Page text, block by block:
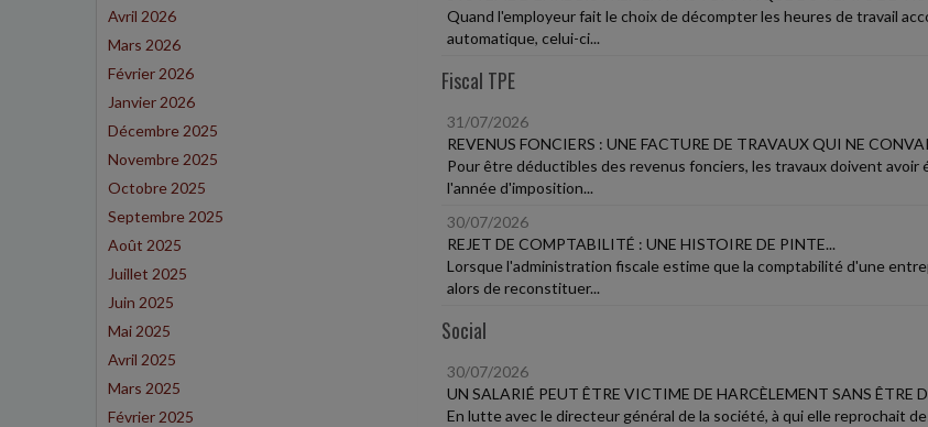
Avril 2026
Mars 2026
Février 2026
Janvier 2026
Décembre 2025
Novembre 2025
Octobre 2025
Septembre 2025
Août 2025
Juillet 2025
Juin 2025
Mai 2025
Avril 2025
Mars 2025
Février 2025
Quand l'employeur fait le choix de décompter les heures de travail
automatique, celui-ci...
Fiscal TPE
31/07/2026
REVENUS FONCIERS : UNE FACTURE DE TRAVAUX QUI NE
Pour être déductibles des revenus fonciers, les travaux doivent
l'année d'imposition...
30/07/2026
REJET DE COMPTABILITÉ : UNE HISTOIRE DE PINTE...
Lorsque l'administration fiscale estime que la comptabilité d'une
alors de reconstituer...
Social
30/07/2026
UN SALARIÉ PEUT ÊTRE VICTIME DE HARCÈLEMENT SANS ÊTRE
En lutte avec le directeur général de la société, à qui elle reprochait